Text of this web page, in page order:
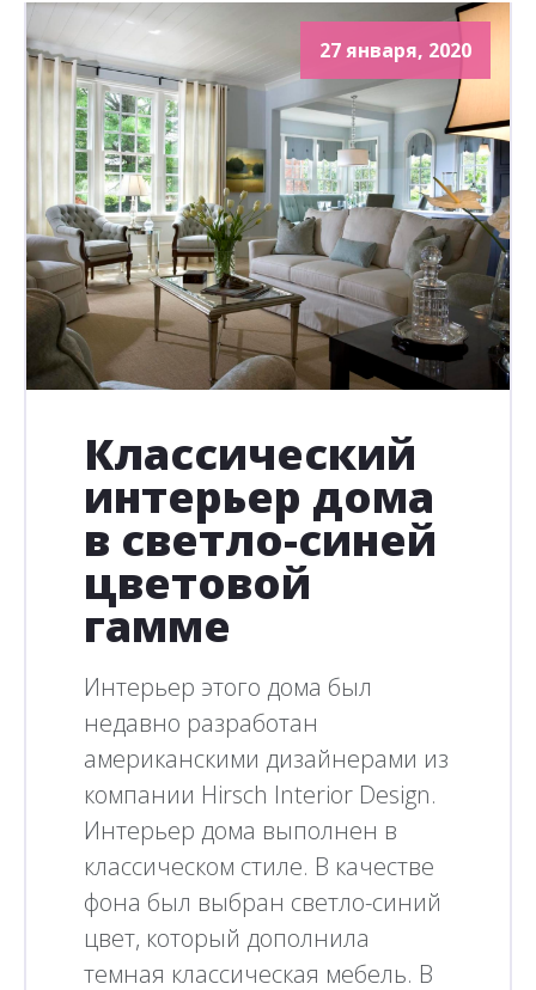
27 января, 2020
Классический
интерьер дома
в светло-синей
цветовой
гамме
Интерьер этого дома был
недавно разработан
американскими дизайнерами из
компании Hirsch Interior Design.
Интерьер дома выполнен в
классическом стиле. В качестве
фона был выбран светло-синий
цвет, который дополнила
темная классическая мебель. В